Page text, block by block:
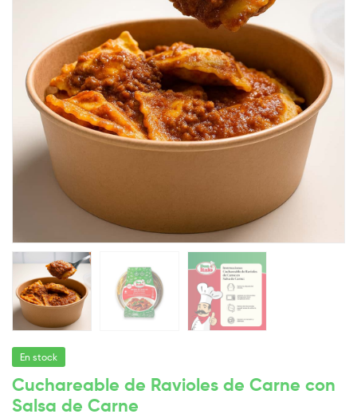
En stock
Cuchareable de Ravioles de Carne con
Salsa de Carne